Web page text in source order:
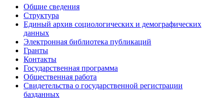
Общие сведения
Структура
Единый архив социологических и демографических
данных
Электронная библиотека публикаций
Гранты
Контакты
Государственная программа
Общественная работа
Свидетельства о государственной регистрации
базданных